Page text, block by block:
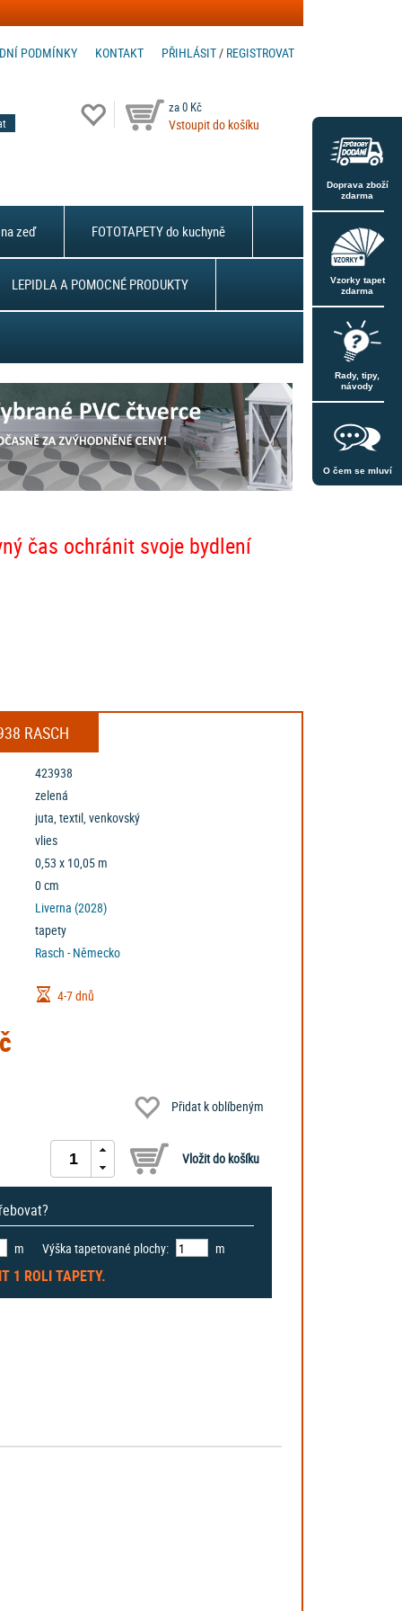
PŘIHLÁSIT/ REGISTROVAT
KONTAKT
PODMÍNKY
za 0 Kč
Vstoupit do košíku
zeď FOTOTAPETY do kuchyně
LEPIDLA A POMOCNÉ PRODUKTY
Doprava zboží
zdarma
Vzorky tapet
zdarma
Rady, tipy,
návody
O čem se mluví
čas ochránit svoje bydlení
RASCH
423938
zelená
juta, textil, venkovský
vlies
0,53 x 10,05 m
0 cm
Liverna (2028)
tapety
Rasch - Německo
4-7 dnů
Přidat k oblíbeným
m Výška tapetované plochy: m
1 ROLITAPETY.